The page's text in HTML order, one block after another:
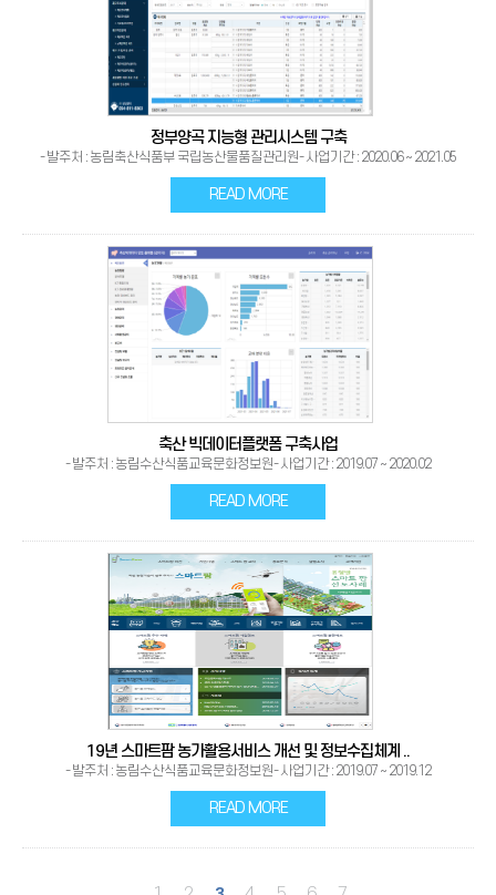
정부양곡 지능형 관리시스템 구축
- 발주처 : 농림축산식품부 국립농산물품질관리원- 사업기간 : 2020.06 ~ 2021.05
READ MORE
축산 빅데이터플랫폼 구축사업
- 발주처 : 농림수산식품교육문화정보원- 사업기간 : 2019.07 ~ 2020.02
READ MORE
19년 스마트팜 농가활용서비스 개선 및 정보수집체계 ..
- 발주처 : 농림수산식품교육문화정보원- 사업기간 : 2019.07 ~ 2019.12
READ MORE